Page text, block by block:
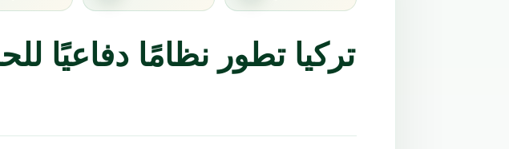
تركيا تطور نظامًا دفاعيًا